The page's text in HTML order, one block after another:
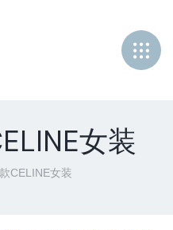
女装
CELINE女装